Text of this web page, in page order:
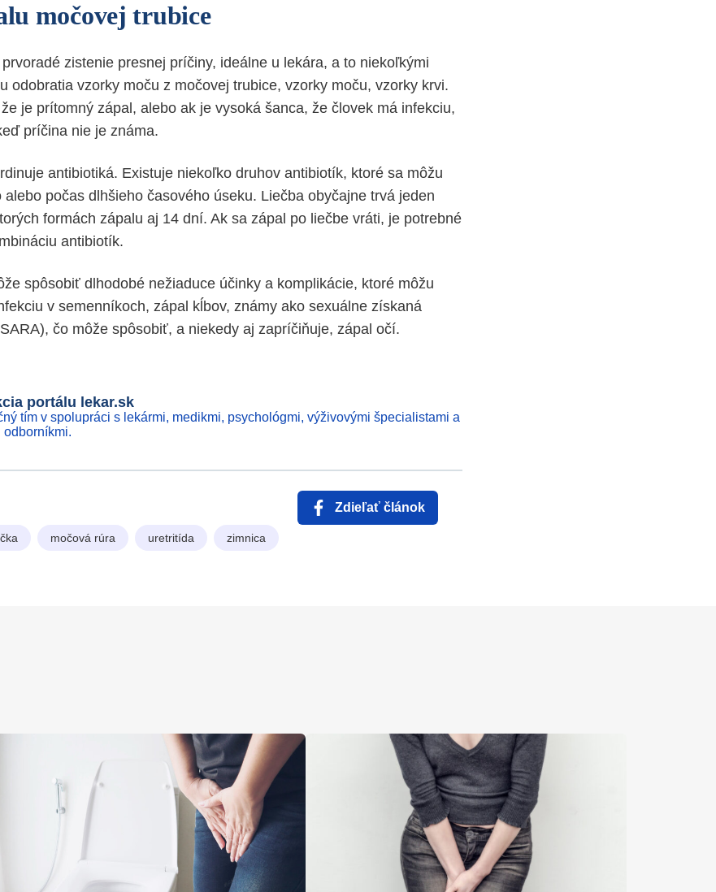
močovej trubice
zistenie presnej príčiny, ideálne u lekára, a to niekoľkými
odobratia vzorky moču z močovej trubice, vzorky moču, vzorky krvi.
je prítomný zápal, alebo ak je vysoká šanca, že človek má infekciu,
príčina nie je známa.
antibiotiká. Existuje niekoľko druhov antibiotík, ktoré sa môžu
počas dlhšieho časového úseku. Liečba obyčajne trvá jeden
formách zápalu aj 14 dní. Ak sa zápal po liečbe vráti, je potrebné
antibiotík.
spôsobiť dlhodobé nežiaduce účinky a komplikácie, ktoré môžu
v semenníkoch, zápal kĺbov, známy ako sexuálne získaná
čo môže spôsobiť, a niekedy aj zapríčiňuje, zápal očí.
portálu lekar.sk
tím v spolupráci s lekármi, medikmi, psychológmi, výživovými špecialistami a
Zdieľať článok
močová rúra uretritída zimnica